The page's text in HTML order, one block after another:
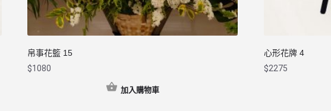
帛事花籃 15
$1080
加入購物車
心形花牌 4
$2275